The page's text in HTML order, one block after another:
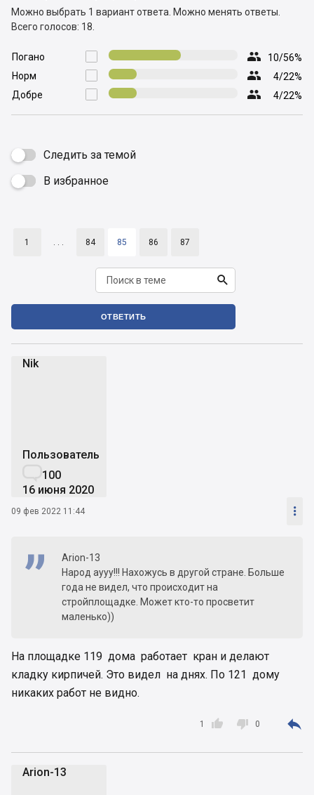
Можно выбрать 1 вариант ответа. Можно менять ответы.
Всего голосов: 18.

Погано  10/56%

Норм  4/22%

Добре  4/22%
Следить за темой
 В избранное
1 . . . 84 85 86 87

ОТВЕТИТЬ
Nik
Пользователь
100
16 июня 2020
09 фев 2022 11:44 
Arion-13
Народ аууу!!! Нахожусь в другой стране. Больше
года не видел, что происходит на
стройплощадке. Может кто-то просветит
маленько))
На площадке 119 дома работает кран и делают
кладку кирпичей. Это видел на днях. По 121 дому
никаких работ не видно.

1  0 
Arion-13